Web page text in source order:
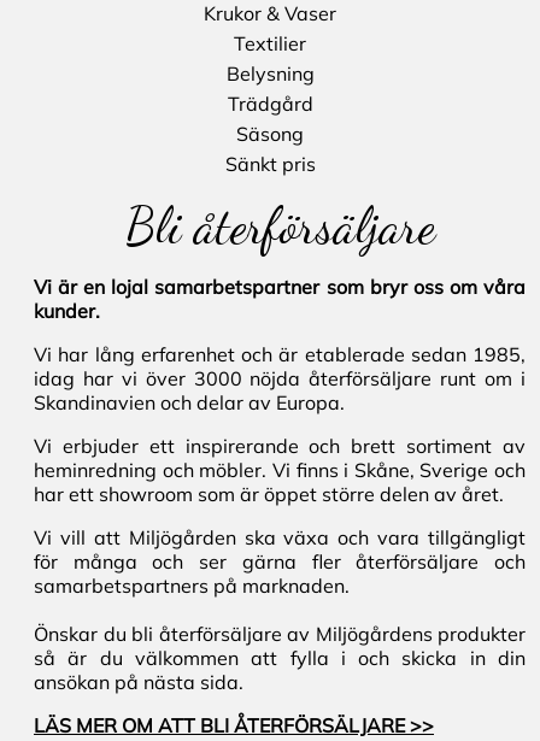
Krukor & Vaser
Textilier
Belysning
Trädgård
Säsong
Sänkt pris
Bli återförsäljare
Vi är en lojal samarbetspartner som bryr oss om våra
kunder.
Vi har lång erfarenhet och är etablerade sedan 1985,
idag har vi över 3000 nöjda återförsäljare runt om i
Skandinavien och delar av Europa.
Vi erbjuder ett inspirerande och brett sortiment av
heminredning och möbler. Vi finns i Skåne, Sverige och
har ett showroom som är öppet större delen av året.
Vi vill att Miljögården ska växa och vara tillgängligt
för många och ser gärna fler återförsäljare och
samarbetspartners på marknaden.
Önskar du bli återförsäljare av Miljögårdens produkter
så är du välkommen att fylla i och skicka in din
ansökan på nästa sida.
LÄS MER OM ATT BLI ÅTERFÖRSÄLJARE >>